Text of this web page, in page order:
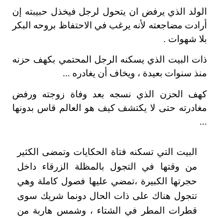
الولد الذي يرفض ان يتحول لرجل فيخذل حبيبته إن
أرادت مضاجعته لأنه يرغب في الاحتفاظ بروحه البكر
بلا شهوات .
ذات البيت الذي يسكنه الرجل المحتمي بكهف حزنه
منذ سنوات بعيدة ، ويخاف أن يغادره ...
كهف الحزن الذي نسجه بعد وفاة زوجته ورفض
مغادرته حتى لا يكتشف كيف هو العالم قاس بدونها
...
البيت التي تسكنه فتاة الحكايات وتمضى الكثير
من وقتها في التجول بالمظلة الزرقاء داخل
حجرتها الكبيرة ،تمضي عليها فصول كاملة وهي
تتجول هناك على ذات الحال دونما شريك سوى
قطرات المطر في الشتاء ، وشمس هاربة من